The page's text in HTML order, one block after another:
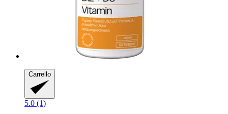
Carrello
5.0 (1)